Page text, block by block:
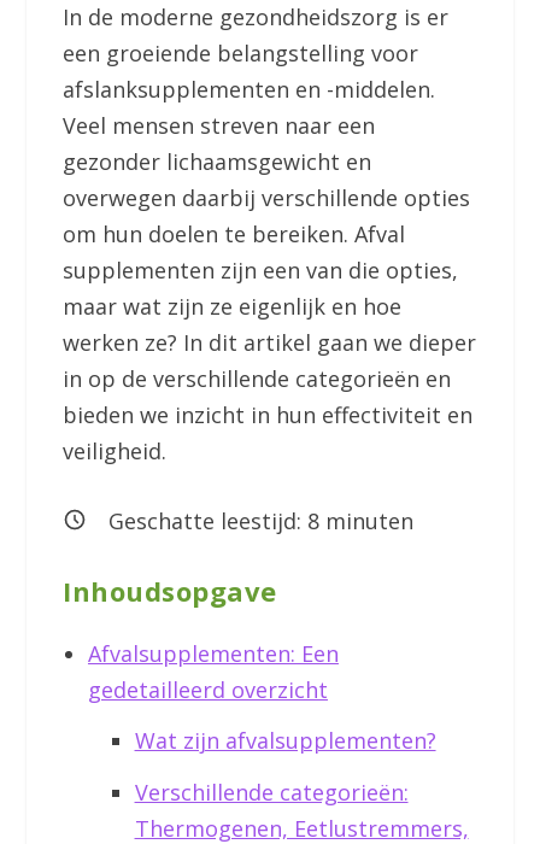
In de moderne gezondheidszorg is er
een groeiende belangstelling voor
afslanksupplementen en -middelen.
Veel mensen streven naar een
gezonder lichaamsgewicht en
overwegen daarbij verschillende opties
om hun doelen te bereiken. Afval
supplementen zijn een van die opties,
maar wat zijn ze eigenlijk en hoe
werken ze? In dit artikel gaan we dieper
in op de verschillende categorieën en
bieden we inzicht in hun effectiviteit en
veiligheid.
Geschatte leestijd: 8 minuten
Inhoudsopgave
Afvalsupplementen: Een
gedetailleerd overzicht
Wat zijn afvalsupplementen?
Verschillende categorieën:
Thermogenen, Eetlustremmers,